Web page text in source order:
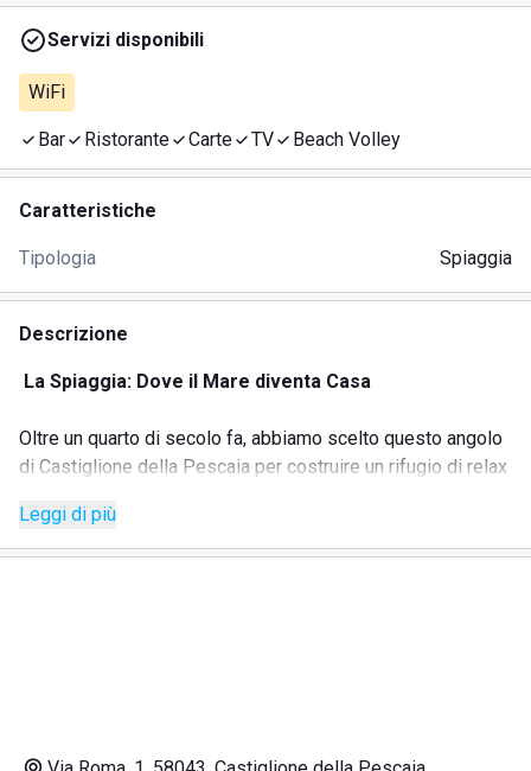
Servizi disponibili
WiFi
Bar Ristorante Carte TV Beach Volley
Caratteristiche
Tipologia Spiaggia
Descrizione
La Spiaggia: Dove il Mare diventa Casa
Oltre un quarto di secolo fa, abbiamo scelto questo angolo
di Castiglione della Pescaia per costruire un rifugio di relax
del caffè e il suono della battigia, evolvendosi in
un’esperienza su misura per ogni ospite. Che cerchiate il
Leggi di più